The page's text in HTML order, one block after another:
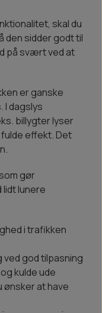
skal du
den sidder godt til
på svært ved at
er ganske
I dagslys
billygter lyser
fulde effekt. Det
gør
lunere
i trafikken
god tilpasning
kulde ude
ønsker at have